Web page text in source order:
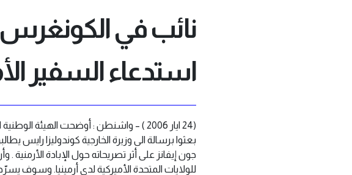
نائب في الكونغرس
استدعاء السفير
بعثوا برسالة الى وزيرة الخارجية كوندوليزا رايس
جون إيفانز على أثر تصريحاته حول الإبادة
للولايات المتحدة الأميركية لدى أرمينيا. وسوف